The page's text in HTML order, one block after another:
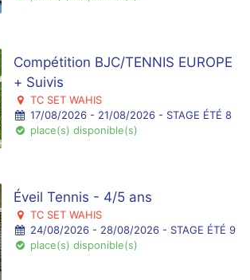
Compétition BJC/TENNIS EUROPE
+ Suivis
TC SET WAHIS
17/08/2026 - 21/08/2026 - STAGE ÉTÉ 8
place(s) disponible(s)
Éveil Tennis - 4/5 ans
TC SET WAHIS
24/08/2026 - 28/08/2026 - STAGE ÉTÉ 9
place(s) disponible(s)